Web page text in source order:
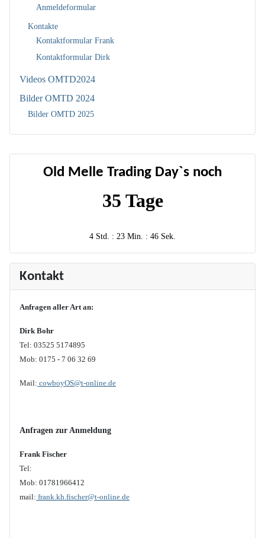
Old Melle Trading Day`s noch
35 Tage
4 Std. : 23 Min. : 46 Sek.
Kontakt
Anfragen aller Art an:
Dirk Bohr
Tel: 03525 5174895
Mob: 0175 - 7 06 32 69
Mail: cowboyOS@t-online.de
Anfragen zur Anmeldung
Frank Fischer
Tel:
Mob: 01781966412
mail: frank.kh.fischer@t-online.de
Anmeldeformular
Kontakte
Kontaktformular Frank
Kontaktformular Dirk
Videos OMTD2024
Bilder OMTD 2024
Bilder OMTD 2025